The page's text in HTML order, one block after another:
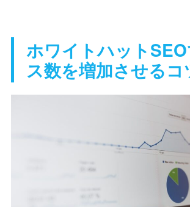
ホワイトハット
ス数を増加させるコ